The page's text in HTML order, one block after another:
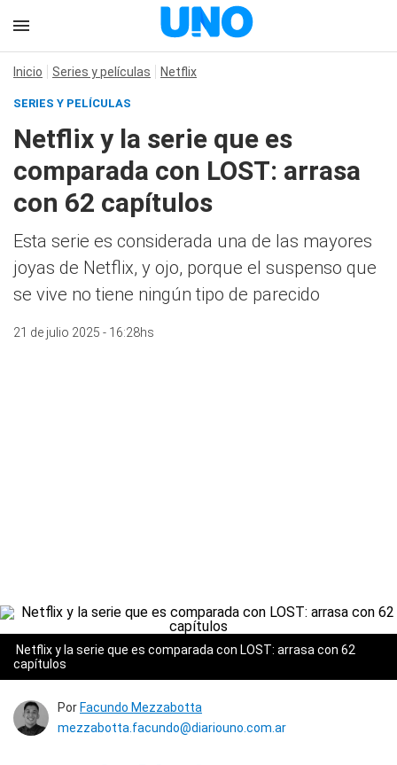
Inicio Series y películas Netflix
SERIES Y PELÍCULAS
Netflix y la serie que es
comparada con LOST: arrasa
con 62 capítulos
Esta serie es considerada una de las mayores
joyas de Netflix, y ojo, porque el suspenso que
se vive no tiene ningún tipo de parecido
21 de julio 2025 - 16:28hs
Netflix y la serie que es comparada con LOST: arrasa con 62
capítulos
Por Facundo Mezzabotta
mezzabotta.facundo@diariouno.com.ar